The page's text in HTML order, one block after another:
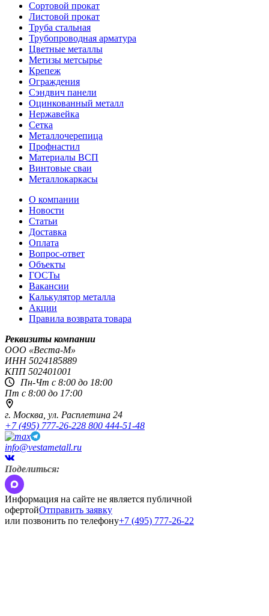
Сортовой прокат
Листовой прокат
Труба стальная
Трубопроводная арматура
Цветные металлы
Метизы метсырье
Крепеж
Ограждения
Сэндвич панели
Оцинкованный металл
Нержавейка
Сетка
Металлочерепица
Профнастил
Материалы ВСП
Винтовые сваи
Металлокаркасы
О компании
Новости
Статьи
Доставка
Оплата
Вопрос-ответ
Объекты
ГОСТы
Вакансии
Калькулятор металла
Акции
Правила возврата товара
Реквизиты компании
OOO «Веста-М»
ИНН5024185889
КПП502401001
Пн-Чт с 8:00 до 18:00
Пт с 8:00 до 17:00
г. Москва, ул. Расплетина 24
+7 (495) 777-26-228 800 444-51-48
info@vestametall.ru
Поделиться:
Информация на сайте не является публичной
офертойОтправить заявку
или позвонить по телефону+7 (495) 777-26-22